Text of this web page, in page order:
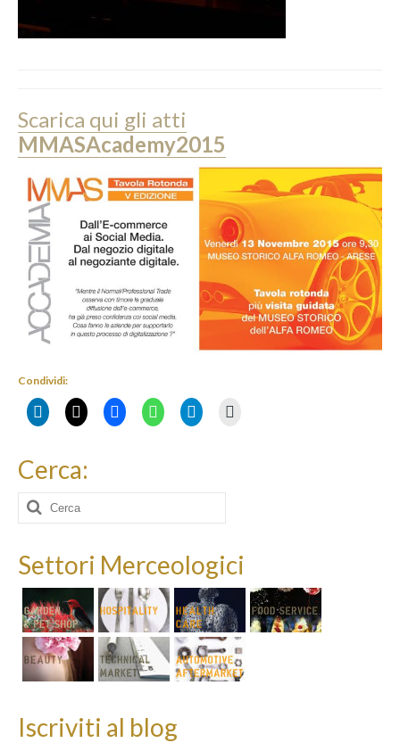
Scarica qui gli atti
MMASAcademy2015
Condividi:
Cerca:
Cerca:
Settori Merceologici
Iscriviti al blog